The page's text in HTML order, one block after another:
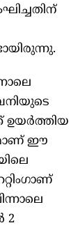
ഉയര്‍ത്തിയ
ഈ
2